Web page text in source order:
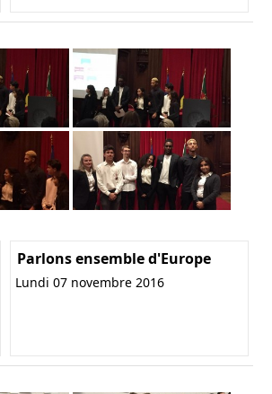
Parlons ensemble d'Europe
Lundi 07 novembre 2016